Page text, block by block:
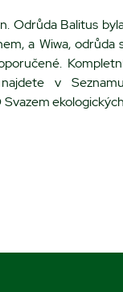
Odrůda Balitus
a Wiwa, odrůda
v Seznamu
ekologických